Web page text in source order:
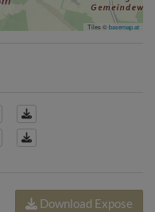
Tiles ©basemap.at
Download Expose